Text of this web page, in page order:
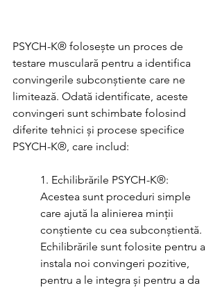
PSYCH-K® folosește un proces de
testare musculară pentru a identifica
convingerile subconștiente care ne
limitează. Odată identificate, aceste
convingeri sunt schimbate folosind
diferite tehnici și procese specifice
PSYCH-K®, care includ:
1. Echilibrările PSYCH-K®:
Acestea sunt proceduri simple
care ajută la alinierea minții
conștiente cu cea subconștientă.
Echilibrările sunt folosite pentru a
instala noi convingeri pozitive,
pentru a le integra și pentru a da